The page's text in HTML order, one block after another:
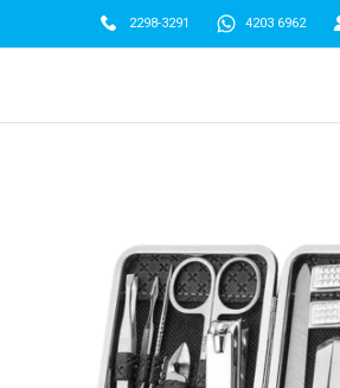
2298-3291 4203 6962